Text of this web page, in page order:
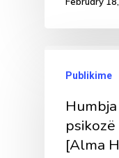
Publikime
[Alma